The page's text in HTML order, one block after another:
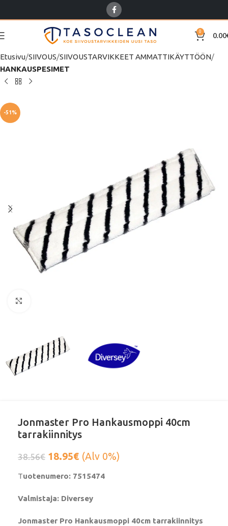
0 0.00
Etusivu SIIVOUS SIIVOUSTARVIKKEET AMMATTIKÄYTTÖÖN
HANKAUSPESIMET
-51%
Jonmaster Pro Hankausmoppi 40cm
tarrakiinnitys
38.56€ 18.95€ (Alv 0%)
Tuotenumero: 7515474
Valmistaja: Diversey
Jonmaster Pro Hankausmoppi 40cm tarrakiinnitys